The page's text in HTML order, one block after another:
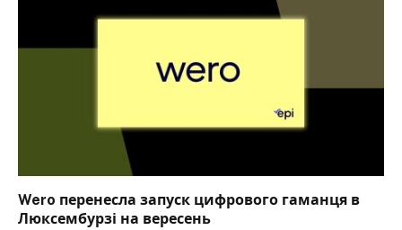
Wero перенесла запуск цифрового гаманця в
Люксембурзі на вересень